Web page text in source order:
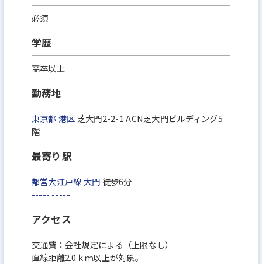
必須
学歴
高卒以上
勤務地
東京都 港区芝大門2-2-1 ACN芝大門ビルディング5
階
最寄り駅
都営大江戸線 大門 徒歩6分
----- -----
アクセス
交通費：会社規定による（上限なし）
直線距離2.0ｋｍ以上が対象。